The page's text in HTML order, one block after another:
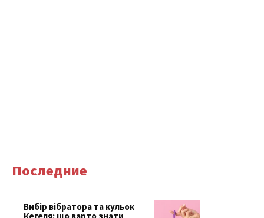
Последние
Вибір вібратора та кульок
Кегеля: що варто знати